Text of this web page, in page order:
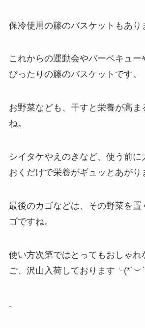
保冷使用の籐のバスケットもあり
これからの運動会やバーベキュー
ぴったりの籐のバスケットです。
お野菜なども、干すと栄養が高ま
ね。
シイタケやえのきなど、使う前に
おくだけで栄養がギュッとあがり
最後のカゴなどは、その野菜を置
ゴですね。
使い方次第ではとってもおしゃれ
ご、沢山入荷しております
.